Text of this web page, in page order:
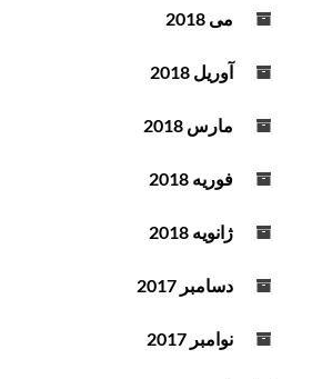
می 2018
آوریل 2018
مارس 2018
فوریه 2018
ژانویه 2018
دسامبر 2017
نوامبر 2017